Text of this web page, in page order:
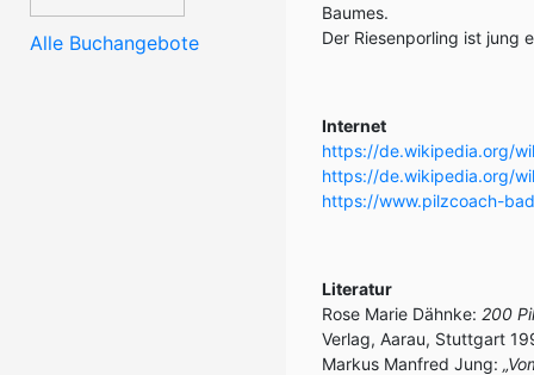
Alle Buchangebote
Baumes.
Der Riesenporling ist jung
Internet
https://de.wikipedia.org/
https://de.wikipedia.org/
https://www.pilzcoach-
Literatur
Rose Marie Dähnke: 200
Verlag, Aarau, Stuttgart
Markus Manfred Jung: